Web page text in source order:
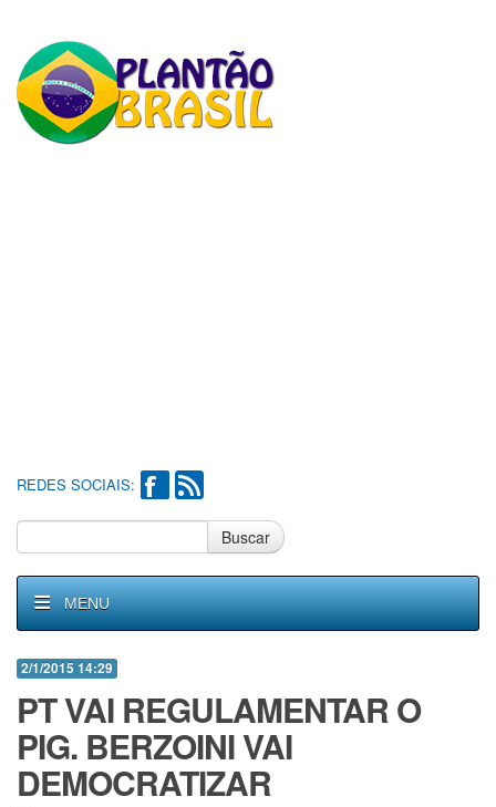
REDES SOCIAIS:
Buscar
MENU
2/1/2015 14:29
PT VAI REGULAMENTAR O
PIG. BERZOINI VAI
DEMOCRATIZAR